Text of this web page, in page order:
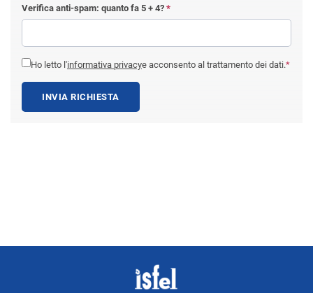
Verifica anti-spam: quanto fa 5 + 4? *
Ho letto l'informativa privacye acconsento al trattamento dei dati.*
INVIA RICHIESTA